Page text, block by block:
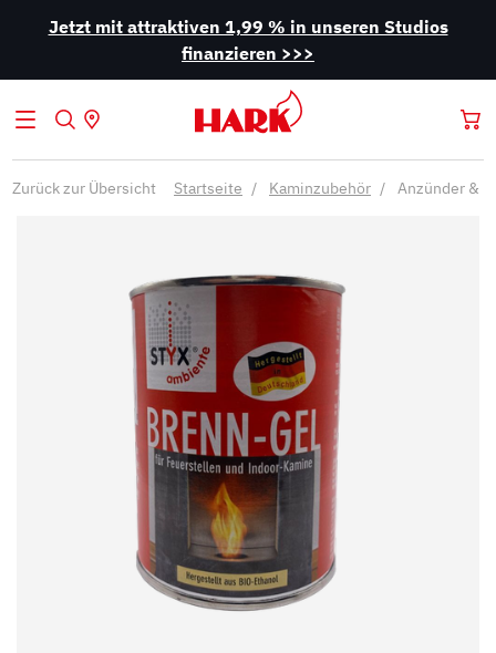
Jetzt mit attraktiven 1,99 % in unseren Studios
finanzieren >>>
Zurück zur Übersicht Startseite Kaminzubehör Anzünder &